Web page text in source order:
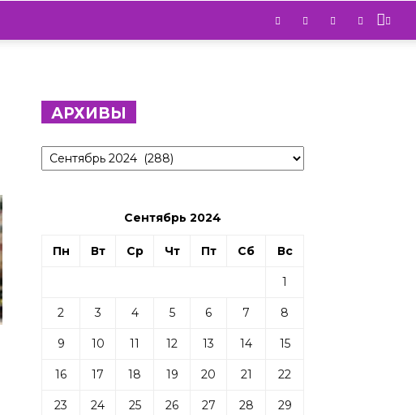
АРХИВЫ
Архивы
Сентябрь 2024
Пн Вт Ср Чт Пт Сб Вс
1
2 3 4 5 6 7 8
9 10 11 12 13 14 15
16 17 18 19 20 21 22
23 24 25 26 27 28 29